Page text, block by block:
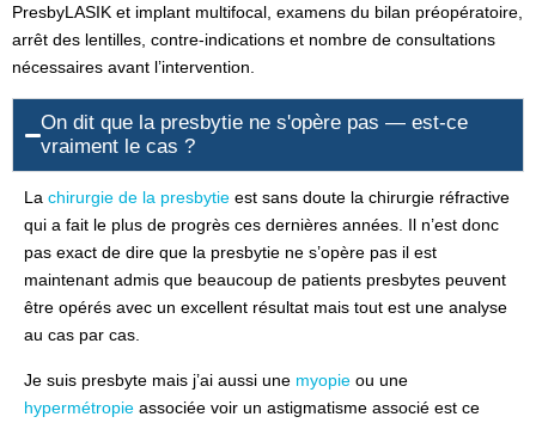
PresbyLASIK et implant multifocal, examens du bilan préopératoire,
arrêt des lentilles, contre-indications et nombre de consultations
nécessaires avant l’intervention.
On dit que la presbytie ne s'opère pas — est-ce
vraiment le cas ?
La chirurgie de la presbytie est sans doute la chirurgie réfractive
qui a fait le plus de progrès ces dernières années. Il n’est donc
pas exact de dire que la presbytie ne s’opère pas il est
maintenant admis que beaucoup de patients presbytes peuvent
être opérés avec un excellent résultat mais tout est une analyse
au cas par cas.
Je suis presbyte mais j’ai aussi une myopie ou une
hypermétropie associée voir un astigmatisme associé est ce